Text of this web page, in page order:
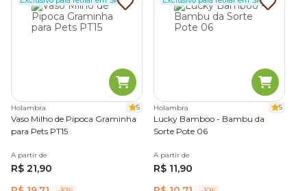
Holambra 5
Vaso Milho de Pipoca Graminha
para Pets PT15
A partir de
R$ 21,90
Holambra 5
Lucky Bamboo - Bambu da
Sorte Pote 06
A partir de
R$ 11,90